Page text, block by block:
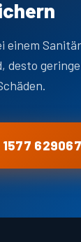
einem
desto
1577